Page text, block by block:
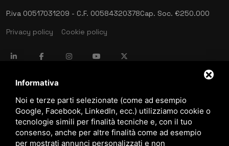
P.iva 00517031209 - C.F. 00584320378Cap. Soc. €250.000
Privacy policy
Cookie policy
language ITALIANO
download Catalogo Stima
Politica qualità e sicurezza
Informativa
Noi e terze parti selezionate (come ad esempio
Google, Facebook, LinkedIn, ecc.) utilizziamo cookie o
tecnologie simili per finalità tecniche e, con il tuo
consenso, anche per altre finalità come ad esempio
per mostrati annunci personalizzati e non